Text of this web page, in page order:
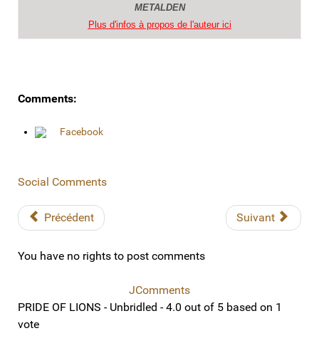
METALDEN
Plus d'infos à propos de l'auteur ici
Comments:
Facebook
Social Comments
Précédent Suivant
You have no rights to post comments
JComments
PRIDE OF LIONS - Unbridled -4.0 out of 5 based on 1
vote